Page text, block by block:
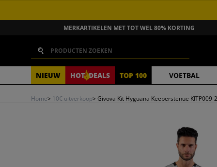
GA NAAR INHOUD
MERKARTIKELEN MET TOT WEL 80% KORTING
NIEUW HOT DEALS TOP 100 VOETBAL
Zoeken
Home> 10€ uitverkoop> Givova Kit Hyguana Keeperstenue KITP009-